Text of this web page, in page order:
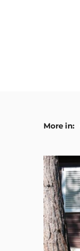
More in: